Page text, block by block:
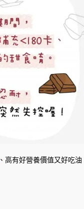
、高有好營養價值又好吃油